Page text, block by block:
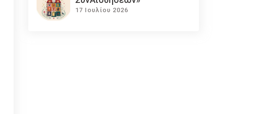
17 Ιουλίου 2026